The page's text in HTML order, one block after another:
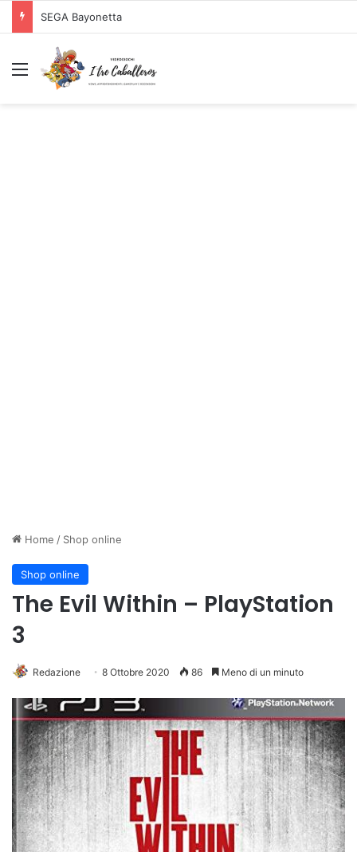
Menu
Home / Shop online
Shop online
The Evil Within – PlayStation
3
Redazione 8 Ottobre 2020 86 Meno di un minuto